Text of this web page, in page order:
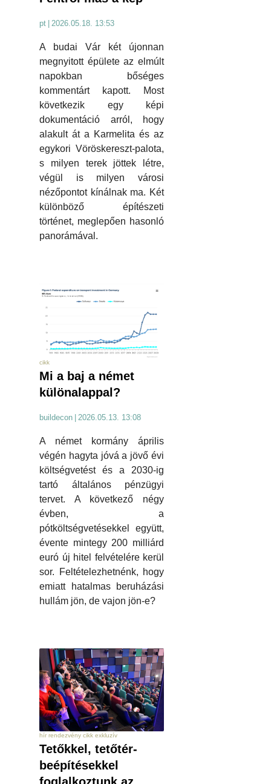
pt 2026.05.18. 13:53
A budai Vár két újonnan
megnyitott épülete az elmúlt
napokban bőséges
kommentárt kapott. Most
következik egy képi
dokumentáció arról, hogy
alakult át a Karmelita és az
egykori Vöröskereszt-palota,
s milyen terek jöttek létre,
végül is milyen városi
nézőpontot kínálnak ma. Két
különböző építészeti
történet, meglepően hasonló
panorámával.
cikk
Mi a baj a német
különalappal?
buildecon 2026.05.13. 13:08
A német kormány április
végén hagyta jóvá a jövő évi
költségvetést és a 2030-ig
tartó általános pénzügyi
tervet. A következő négy
évben, a
pótköltségvetésekkel együtt,
évente mintegy 200 milliárd
euró új hitel felvételére kerül
sor. Feltételezhetnénk, hogy
emiatt hatalmas beruházási
hullám jön, de vajon jön-e?
hír rendezvény cikk exkluzív
Tetőkkel, tetőtér-
beépítésekkel